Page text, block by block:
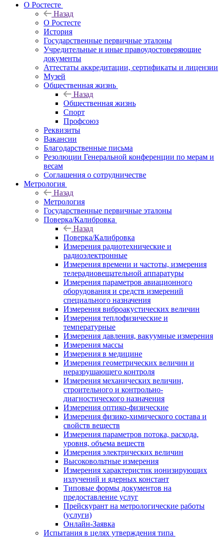
О Ростесте
Назад
О Ростесте
История
Государственные первичные эталоны
Учредительные и иные правоудостоверяющие
документы
Аттестаты аккредитации, сертификаты и лицензии
Музей
Общественная жизнь
Назад
Общественная жизнь
Спорт
Профсоюз
Реквизиты
Вакансии
Благодарственные письма
Резолюции Генеральной конференции по мерам и
весам
Соглашения о сотрудничестве
Метрология
Назад
Метрология
Государственные первичные эталоны
Поверка/Калибровка
Назад
Поверка/Калибровка
Измерения радиотехнические и
радиоэлектронные
Измерения времени и частоты, измерения
телерадиовещательной аппаратуры
Измерения параметров авиационного
оборудования и средств измерений
специального назначения
Измерения виброакустических величин
Измерения теплофизические и
температурные
Измерения давления, вакуумные измерения
Измерения массы
Измерения в медицине
Измерения геометрических величин и
неразрушающего контроля
Измерения механических величин,
строительного и контрольно-
диагностического назначения
Измерения оптико-физические
Измерения физико-химического состава и
свойств веществ
Измерения параметров потока, расхода,
уровня, объема веществ
Измерения электрических величин
Высоковольтные измерения
Измерения характеристик ионизирующих
излучений и ядерных констант
Типовые формы документов на
предоставление услуг
Прейскурант на метрологические работы
(услуги)
Онлайн-Заявка
Испытания в целях утверждения типа